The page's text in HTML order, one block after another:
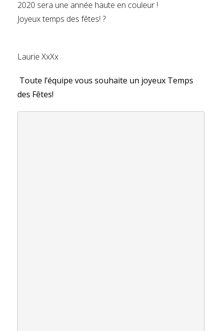
2020 sera une année haute en couleur !
Joyeux temps des fêtes! ?
Laurie XxXx
Toute l’équipe vous souhaite un joyeux Temps
des Fêtes!